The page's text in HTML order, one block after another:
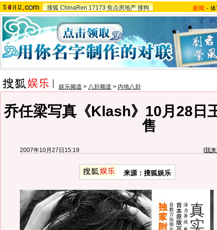
搜狐 ChinaRen 17173 焦点房地产 搜狗 新闻 -
娱乐频道 > 八卦频道 > 内地八卦
乔任梁写真《Klash》10月28日
售
2007年10月27日15:19 [我
来源：搜狐娱乐